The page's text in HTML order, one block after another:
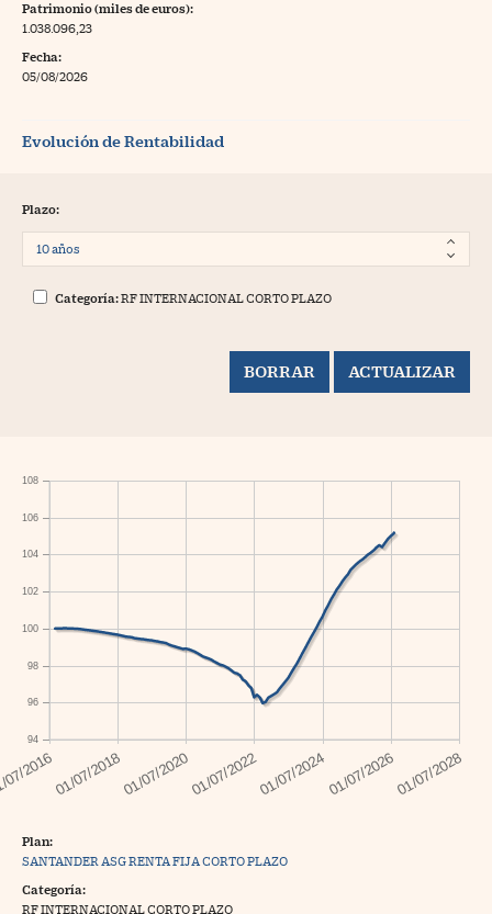
Patrimonio (miles de euros):
1.038.096,23
Fecha:
05/08/2026
Evolución de Rentabilidad
Plazo:
Categoría:RF INTERNACIONAL CORTO PLAZO
94
96
98
100
102
104
106
108
Plan:
SANTANDER ASG RENTA FIJA CORTO PLAZO
Categoría:
RF INTERNACIONAL CORTO PLAZO